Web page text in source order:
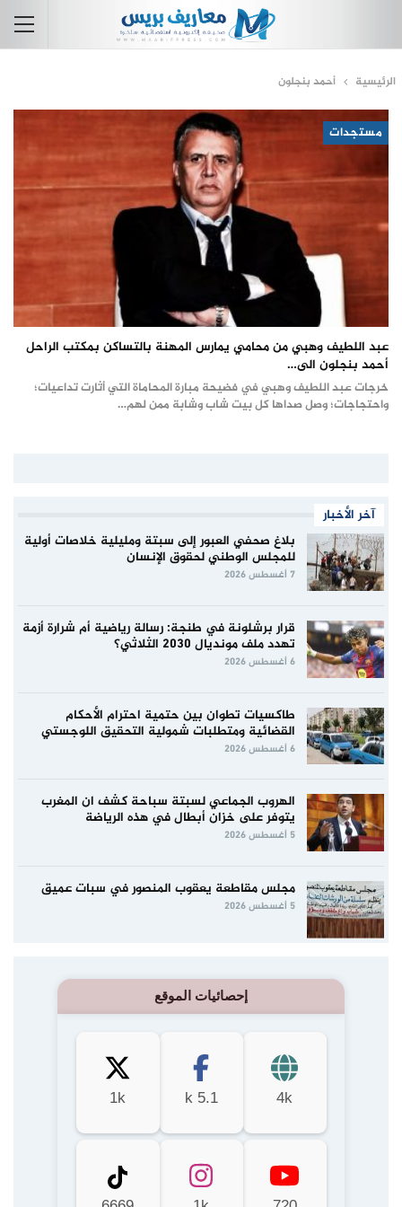
الرئيسية أحمد بنجلون
مستجدات
عبد اللطيف وهبي من محامي يمارس المهنة بالتساكن بمكتب الراحل
أحمد بنجلون الى…
خرجات عبد اللطيف وهبي في فضيحة مبارة المحاماة التي أثارت تداعيات؛
واحتجاجات؛ وصل صداها كل بيت شاب وشابة ممن لهم…
آخر الأخبار
بلاغ صحفي العبور إلى سبتة ومليلية خلاصات أولية
للمجلس الوطني لحقوق الإنسان
7 أغسطس 2026
قرار برشلونة في طنجة: رسالة رياضية أم شرارة أزمة
تهدد ملف مونديال 2030 الثلاثي؟
6 أغسطس 2026
طاكسيات تطوان بين حتمية احترام الأحكام
القضائية ومتطلبات شمولية التحقيق اللوجستي
6 أغسطس 2026
الهروب الجماعي لسبتة سباحة كشف ان المغرب
يتوفر على خزان أبطال في هذه الرياضة
5 أغسطس 2026
مجلس مقاطعة يعقوب المنصور في سبات عميق
5 أغسطس 2026
إحصائيات الموقع
4k
5.1 k
1k